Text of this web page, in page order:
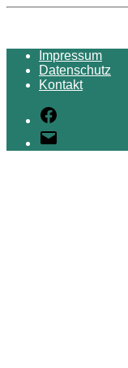
Impressum
Datenschutz
Kontakt
Facebook
E-
Mail